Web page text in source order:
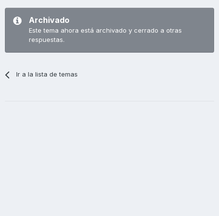
Archivado
Este tema ahora está archivado y cerrado a otras
respuestas.
Ir a la lista de temas